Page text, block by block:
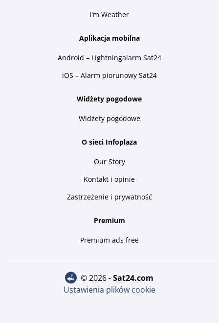
I'm Weather
Aplikacja mobilna
Android – Lightningalarm Sat24
iOS – Alarm piorunowy Sat24
Widżety pogodowe
Widżety pogodowe
O sieci Infoplaza
Our Story
Kontakt i opinie
Zastrzeżenie i prywatność
Premium
Premium ads free
© 2026 - sat24.com
Ustawienia plików cookie